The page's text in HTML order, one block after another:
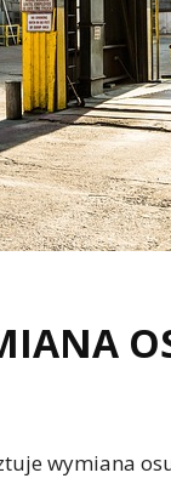
wymiana